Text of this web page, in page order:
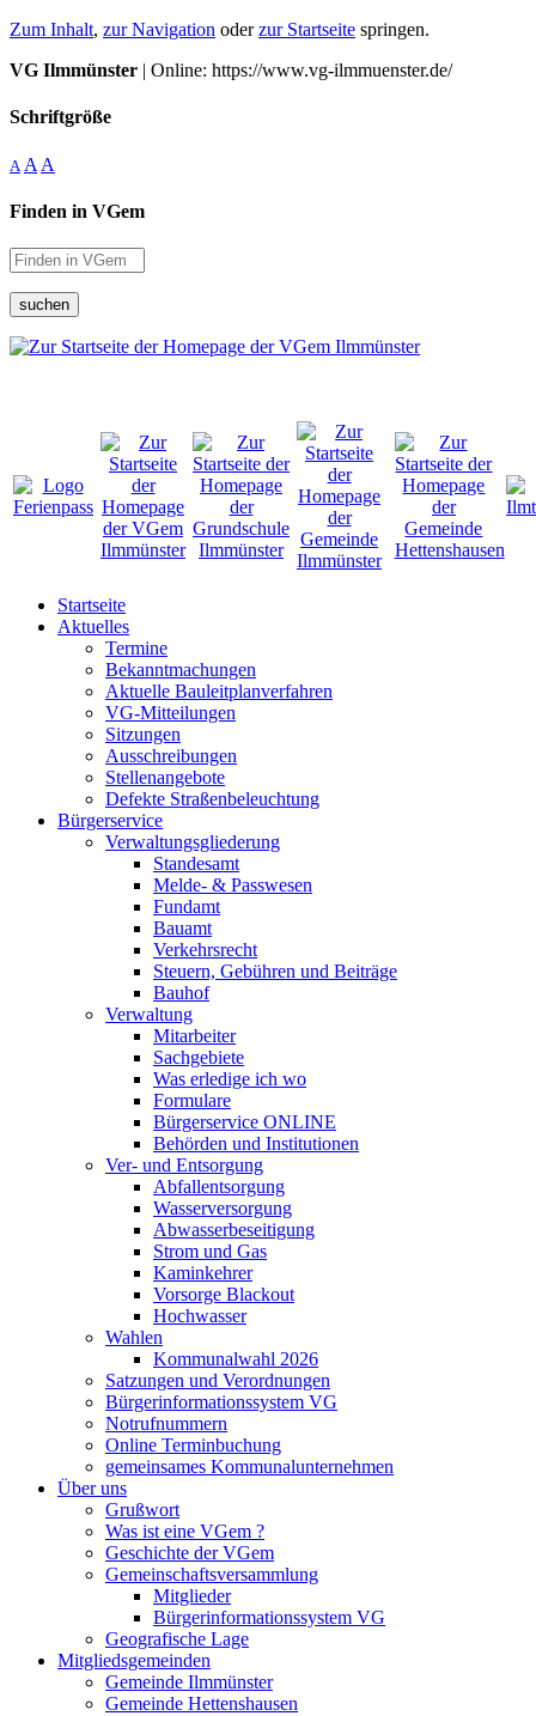
Zum Inhalt, zur Navigation oderzur Startseite springen.
VG Ilmmünster | Online: https://www.vg-ilmmuenster.de/
Schriftgröße
A A A
Finden in VGem
suchen
Startseite
Aktuelles
Termine
Bekanntmachungen
Aktuelle Bauleitplanverfahren
VG-Mitteilungen
Sitzungen
Ausschreibungen
Stellenangebote
Defekte Straßenbeleuchtung
Bürgerservice
Verwaltungsgliederung
Standesamt
Melde- & Passwesen
Fundamt
Bauamt
Verkehrsrecht
Steuern, Gebühren und Beiträge
Bauhof
Verwaltung
Mitarbeiter
Sachgebiete
Was erledige ich wo
Formulare
Bürgerservice ONLINE
Behörden und Institutionen
Ver- und Entsorgung
Abfallentsorgung
Wasserversorgung
Abwasserbeseitigung
Strom und Gas
Kaminkehrer
Vorsorge Blackout
Hochwasser
Wahlen
Kommunalwahl 2026
Satzungen und Verordnungen
Bürgerinformationssystem VG
Notrufnummern
Online Terminbuchung
gemeinsames Kommunalunternehmen
Über uns
Grußwort
Was ist eine VGem ?
Geschichte der VGem
Gemeinschaftsversammlung
Mitglieder
Bürgerinformationssystem VG
Geografische Lage
Mitgliedsgemeinden
Gemeinde Ilmmünster
Gemeinde Hettenshausen